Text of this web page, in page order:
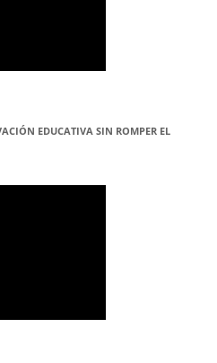
EDUCATIVA SIN ROMPER EL